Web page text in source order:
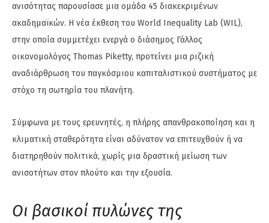
ανισότητας παρουσίασε μια ομάδα 45 διακεκριμένων
ακαδημαϊκών. Η νέα έκθεση του World Inequality Lab (WIL),
στην οποία συμμετέχει ενεργά ο διάσημος Γάλλος
οικονομολόγος Thomas Piketty, προτείνει μια ριζική
αναδιάρθρωση του παγκόσμιου καπιταλιστικού συστήματος με
στόχο τη σωτηρία του πλανήτη.
Σύμφωνα με τους ερευνητές, η πλήρης απανθρακοποίηση και η
κλιματική σταθερότητα είναι αδύνατον να επιτευχθούν ή να
διατηρηθούν πολιτικά, χωρίς μια δραστική μείωση των
ανισοτήτων στον πλούτο και την εξουσία.
Οι βασικοί πυλώνες της